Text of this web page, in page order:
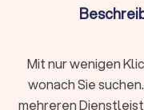
Sie auf die folgenden
Expertise für
Auftragsarten für
Arbeitszeit bei
Mit nur wenigen
wonach Sie
mehreren